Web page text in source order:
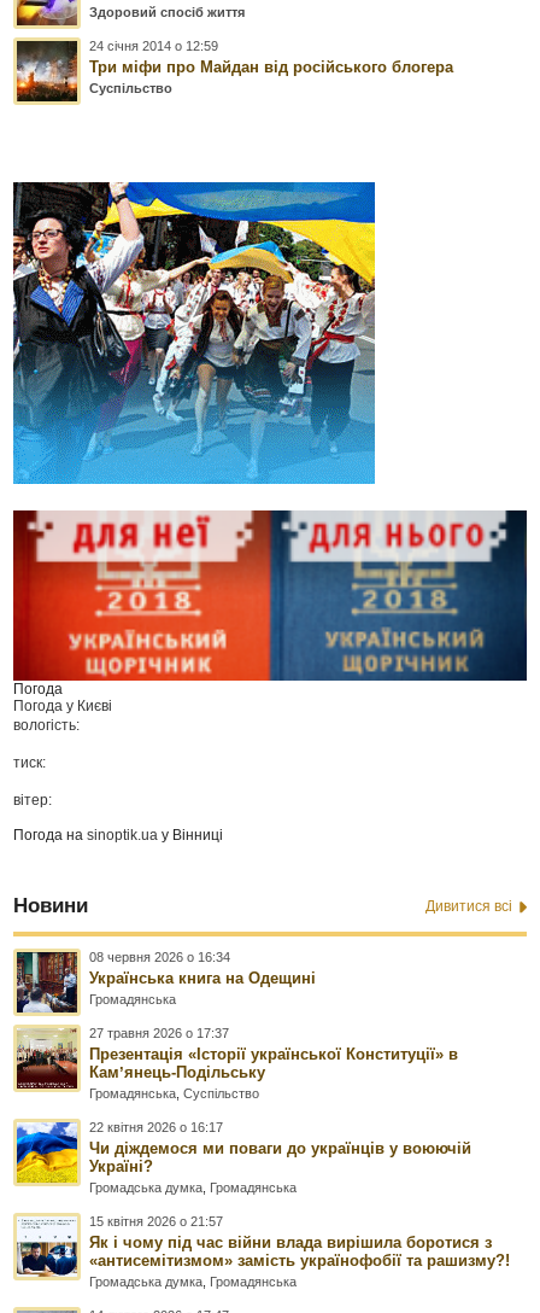
Здоровий спосіб життя
24 січня 2014 о 12:59
Три міфи про Майдан від російського блогера
Суспільство
Погода
Погода у Києві
вологість:
тиск:
вітер:
Погода наsinoptik.ua у Вінниці
Новини Дивитися всі
08 червня 2026 о 16:34
Українська книга на Одещині
Громадянська
27 травня 2026 о 17:37
Презентація «Історії української Конституції» в
Камʼянець-Подільську
Громадянська ,Суспільство
22 квітня 2026 о 16:17
Чи діждемося ми поваги до українців у воюючій
Україні?
Громадська думка Громадянська
15 квітня 2026 о 21:57
Як і чому під час війни влада вирішила боротися з
«антисемітизмом» замість українофобії та рашизму?!
Громадська думка Громадянська